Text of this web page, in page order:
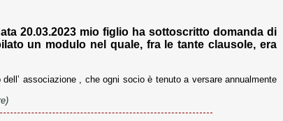
20.03.2023 mio figlio ha sottoscritto domanda di
un modulo nel quale, fra le tante clausole, era
associazione , che ogni socio è tenuto a versare annualmente